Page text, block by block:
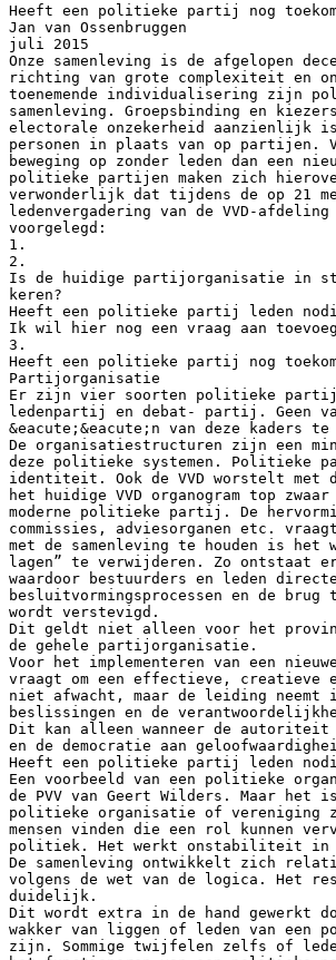
Heeft een politieke partij nog
Jan van Ossenbruggen
juli 2015
Onze samenleving is de afgelopen
richting van grote complexiteit en
toenemende individualisering zijn
samenleving. Groepsbinding en
electorale onzekerheid aanzienlijk is
personen in plaats van op
beweging op zonder leden dan een
politieke partijen maken zich
verwonderlijk dat tijdens de op 21 mei
ledenvergadering van de VVD-afdeling
voorgelegd:
1.
2.
Is de huidige partijorganisatie in
keren?
Heeft een politieke partij leden
Ik wil hier nog een vraag aan
3.
Heeft een politieke partij nog
Partijorganisatie
Er zijn vier soorten politieke
ledenpartij en debat- partij. Geen
&eacute;&eacute;n van deze kaders
De organisatiestructuren zijn een
deze politieke systemen. Politieke
identiteit. Ook de VVD worstelt met
het huidige VVD organogram top
moderne politieke partij. De
commissies, adviesorganen etc.
met de samenleving te houden is het
lagen” te verwijderen. Zo ontstaat
waardoor bestuurders en leden
besluitvormingsprocessen en de brug
wordt verstevigd.
Dit geldt niet alleen voor het
de gehele partijorganisatie.
Voor het implementeren van een
vraagt om een effectieve,
niet afwacht, maar de leiding neemt
beslissingen en de
Dit kan alleen wanneer de
en de democratie aan
Heeft een politieke partij leden
Een voorbeeld van een politieke
de PVV van Geert Wilders. Maar
politieke organisatie of vereniging
mensen vinden die een rol kunnen
politiek. Het werkt onstabiliteit in
De samenleving ontwikkelt zich
volgens de wet van de logica. Het
duidelijk.
Dit wordt extra in de hand
wakker van liggen of leden van
zijn. Sommige twijfelen zelfs of